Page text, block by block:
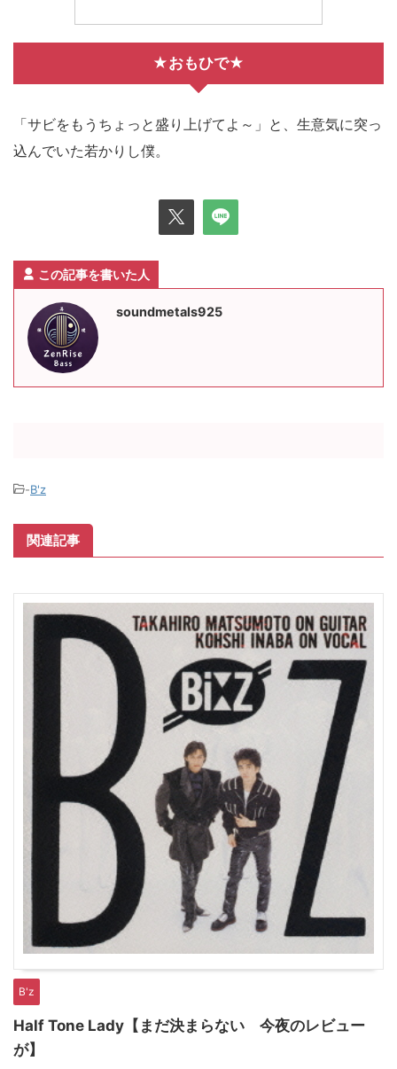
★おもひで★
「サビをもうちょっと盛り上げてよ～」と、生意気に突っ
込んでいた若かりし僕。
この記事を書いた人
soundmetals925
-B'z
関連記事
B'z
Half Tone Lady【まだ決まらない 今夜のレビュー
が】